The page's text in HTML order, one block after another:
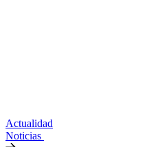
Actualidad
Noticias